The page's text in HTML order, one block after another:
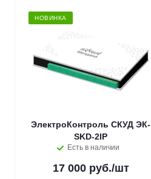
НОВИНКА
ЭлектроКонтроль СКУД ЭК-
SKD-2IP
Есть в наличии
17 000 руб./шт